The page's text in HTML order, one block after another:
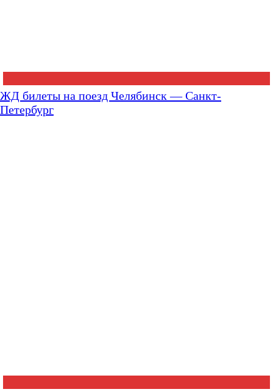
ЖД билеты на поезд Челябинск — Санкт-
Петербург